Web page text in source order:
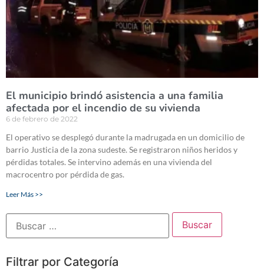
El municipio brindó asistencia a una familia
afectada por el incendio de su vivienda
6 de febrero de 2022
El operativo se desplegó durante la madrugada en un domicilio de
barrio Justicia de la zona sudeste. Se registraron niños heridos y
pérdidas totales. Se intervino además en una vivienda del
macrocentro por pérdida de gas.
Leer Más >>
Filtrar por Categoría